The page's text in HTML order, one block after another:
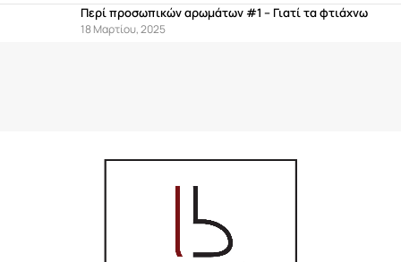
Περί προσωπικών αρωμάτων #1 – Γιατί τα φτιάχνω
18 Μαρτίου, 2025